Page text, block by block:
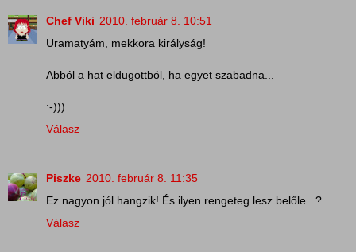
Chef Viki 2010. február 8. 10:51
Uramatyám, mekkora királyság!
Abból a hat eldugottból, ha egyet szabadna...
:-)))
Válasz
Piszke 2010. február 8. 11:35
Ez nagyon jól hangzik! És ilyen rengeteg lesz belőle...?
Válasz